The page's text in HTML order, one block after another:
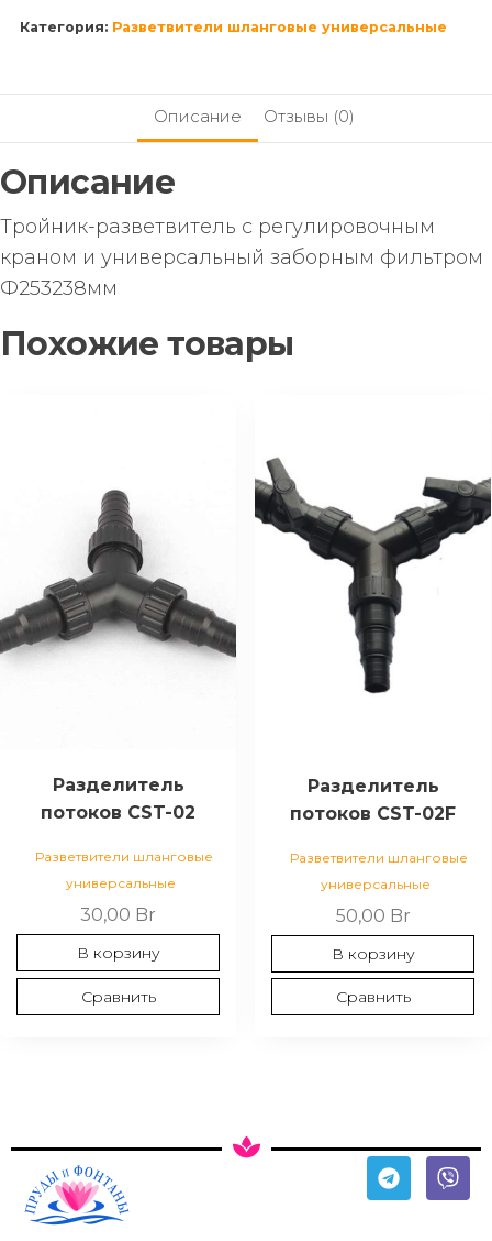
Категория: Разветвители шланговые универсальные
Описание Отзывы (0)
Описание
Тройник-разветвитель с регулировочным
краном и универсальный заборным фильтром
Ф253238мм
Похожие товары
Разделитель
потоков CST-02
Разветвители шланговые
универсальные
30,00 Br
В корзину
Сравнить
Разделитель
потоков CST-02F
Разветвители шланговые
универсальные
50,00 Br
В корзину
Сравнить